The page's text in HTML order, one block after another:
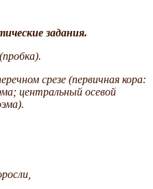
задания.
срезе (первичная кора:
центральный осевой